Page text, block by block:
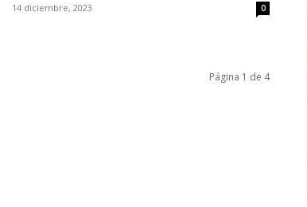
14 diciembre, 2023 0
Página 1 de 4